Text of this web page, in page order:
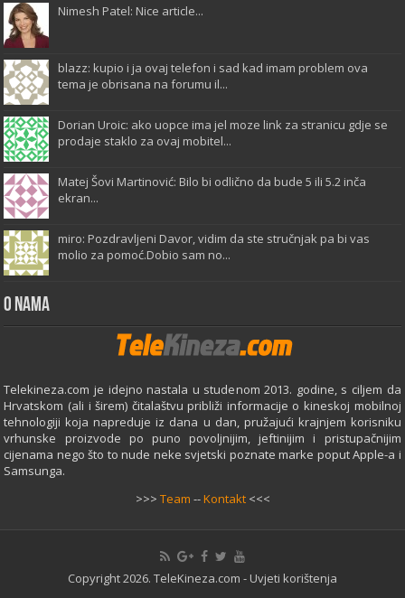
Nimesh Patel: Nice article...
blazz: kupio i ja ovaj telefon i sad kad imam problem ova
tema je obrisana na forumu il...
Dorian Uroic: ako uopce ima jel moze link za stranicu gdje se
prodaje staklo za ovaj mobitel...
Matej Šovi Martinović: Bilo bi odlično da bude 5 ili 5.2 inča
ekran...
miro: Pozdravljeni Davor, vidim da ste stručnjak pa bi vas
molio za pomoć.Dobio sam no...
O Nama
Telekineza.com je idejno nastala u studenom 2013. godine, s ciljem da
Hrvatskom (ali i širem) čitalaštvu približi informacije o kineskoj mobilnoj
tehnologiji koja napreduje iz dana u dan, pružajući krajnjem korisniku
vrhunske proizvode po puno povoljnijim, jeftinijim i pristupačnijim
cijenama nego što to nude neke svjetski poznate marke poput Apple-a i
Samsunga.
>>> Team --Kontakt<<<
Copyright 2026. TeleKineza.com - Uvjeti korištenja